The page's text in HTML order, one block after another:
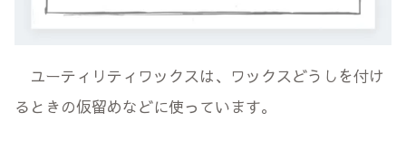
ユーティリティワックスは、ワックスどうしを付け
るときの仮留めなどに使っています。